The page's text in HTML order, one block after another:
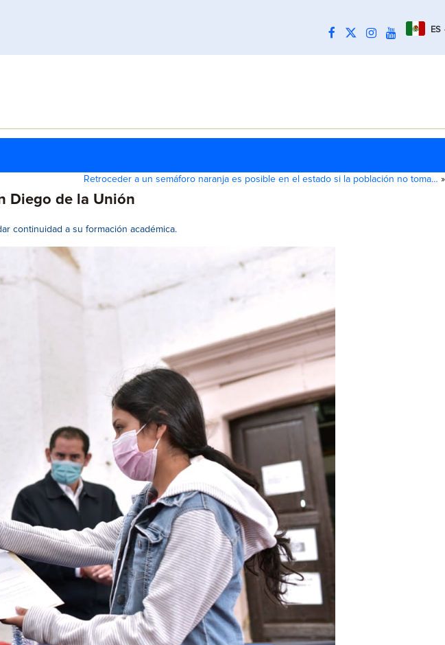
ES
Retroceder a un semáforo naranja es posible en el estado si la población no toma… »
Diego de la Unión
continuidad a su formación académica.